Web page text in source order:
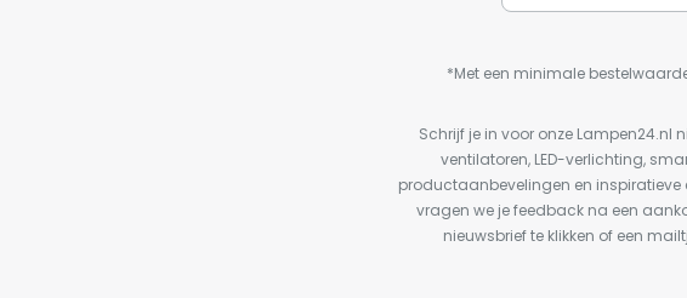
*Met een minimale
Schrijf je in voor onze
ventilatoren, LED-verlichting,
productaanbevelingen en inspiratieve
vragen we je feedback na een
nieuwsbrief te klikken of een